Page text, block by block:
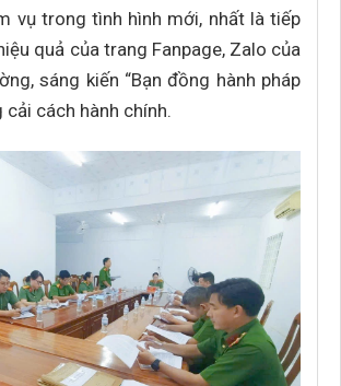
vụ trong tình hình mới, nhất là tiếp
quả của trang Fanpage, Zalo của
sáng kiến “Bạn đồng hành pháp
cải cách hành chính.